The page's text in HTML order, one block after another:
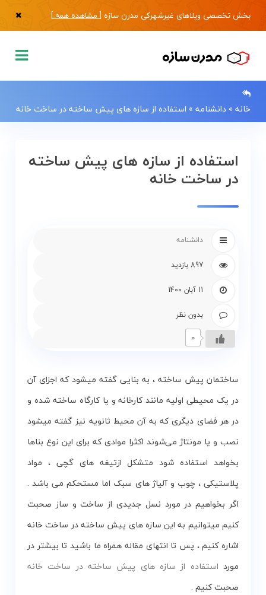
بخش تخصصی ویلاهای غیرشهرکی مدرن سازه [مشاهده همه]
خانه» دانشنامه» استفاده از سازه های پیش ساخته در ساخت خانه
استفاده از سازه های پیش ساخته
در ساخت خانه
دانشنامه
897 بازدید
11 آبان 1400
بدون نظر
0
ساختمان پیش ساخته ، به بنایی گفته میشود که اجزای آن
در یک محیطی اولیه مانند کارخانه و یا کارگاه ساخته شده و
در هر فضای دیگری که به آن محیط ثانویه نیز گفته میشود
نصب و یا مونتاژ می‌شوند اکثرا موادی که برای این نوع بناها
بخواهد استفاده شود متشکل ازتیغه های گچی ، مواد
پلاستیکی ، چوب و آلیاژ های سبک اما مستحکم می باشد .
اگر بخواهیم در مورد نسل جدیدی از ساخت و ساز صحبت
کنیم میتوانیم به این سازه های پیش ساخته در ساخت خانه
اشاره کنیم ، پس تا انتهای مقاله همراه ما باشید تا بیشتر در
مورد استفاده از سازه های پیش ساخته در ساخت خانه
صحبت کنیم .
0133483
اصلی
نقشه
گردشگری
درباره
تماس